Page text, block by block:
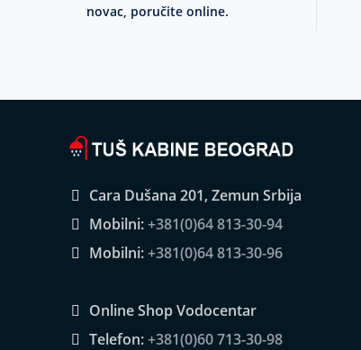
novac, poručite online.
Cara Dušana 201, Zemun Srbija
Mobilni:+381(0)64 813-30-94
Mobilni:+381(0)64 813-30-96
Online Shop Vodocentar
Telefon:+381(0)60 713-30-98